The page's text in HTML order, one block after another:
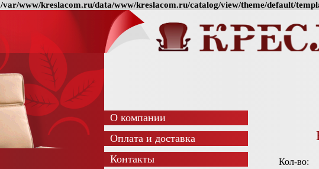
/var/www/kreslacom.ru/data/www/kreslacom.ru/catalog/view/theme/default/
О компании
Оплата и доставка
Контакты
Кол-во: